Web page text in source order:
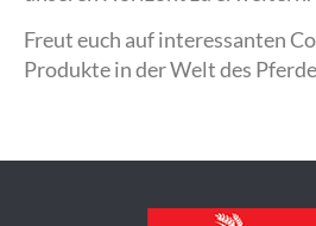
Freut euch auf interessanten
Produkte in der Welt des